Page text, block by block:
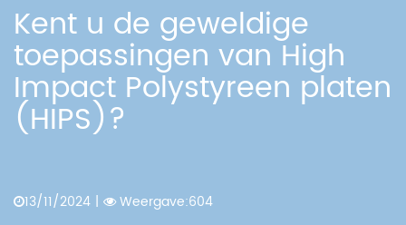
Kent u de geweldige
toepassingen van High
Impact Polystyreen platen
(HIPS)?
13/11/2024 | Weergave:604